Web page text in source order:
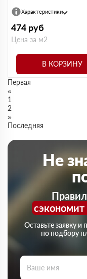
Характеристики
474 руб
Цена за м2
В КОРЗИНУ
Первая
«
1
2
»
Последняя
Не
Оставьте заявку
по подбору